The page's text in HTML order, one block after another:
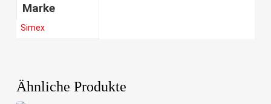
Marke
Simex
Ähnliche Produkte